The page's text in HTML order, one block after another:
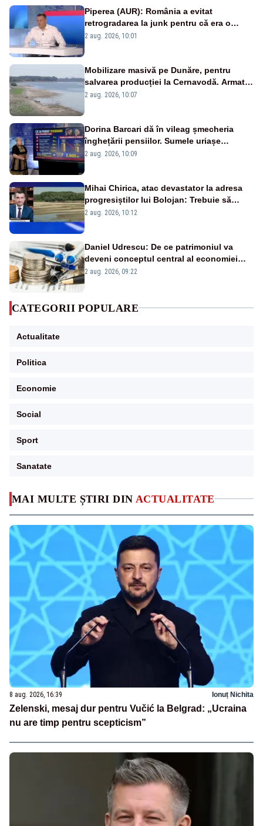
MAI MULTE ȘTIRI DIN ACTUALITATE
8 aug. 2026, 16:39 Ionuț Nichita
Zelenski, mesaj dur pentru Vučić la Belgrad: „Ucraina
nu are timp pentru scepticism”
Piperea (AUR): România a evitat
retrogradarea la junk pentru că era o
catastrofă pentru bănci și fondurile de
2 aug. 2026, 10:01
Mobilizare masivă pe Dunăre, pentru
salvarea producției la Cernavodă. Armata
va detona o stâncă și va devia apa
2 aug. 2026, 10:07
Dorina Barcari dă în vileag șmecheria
înghețării pensiilor. Sumele uriașe
pierdute de fiecare român
2 aug. 2026, 10:09
Mihai Chirica, atac devastator la adresa
progresiștilor lui Bolojan: Trebuie să
protejăm și natura, dar nu șținem omaneii
2 aug. 2026, 10:12
Daniel Udrescu: De ce patrimoniul va
deveni conceptul central al economiei
viitoare?
2 aug. 2026, 09:22
CATEGORII POPULARE
Actualitate
Politica
Economie
Social
Sport
Sanatate